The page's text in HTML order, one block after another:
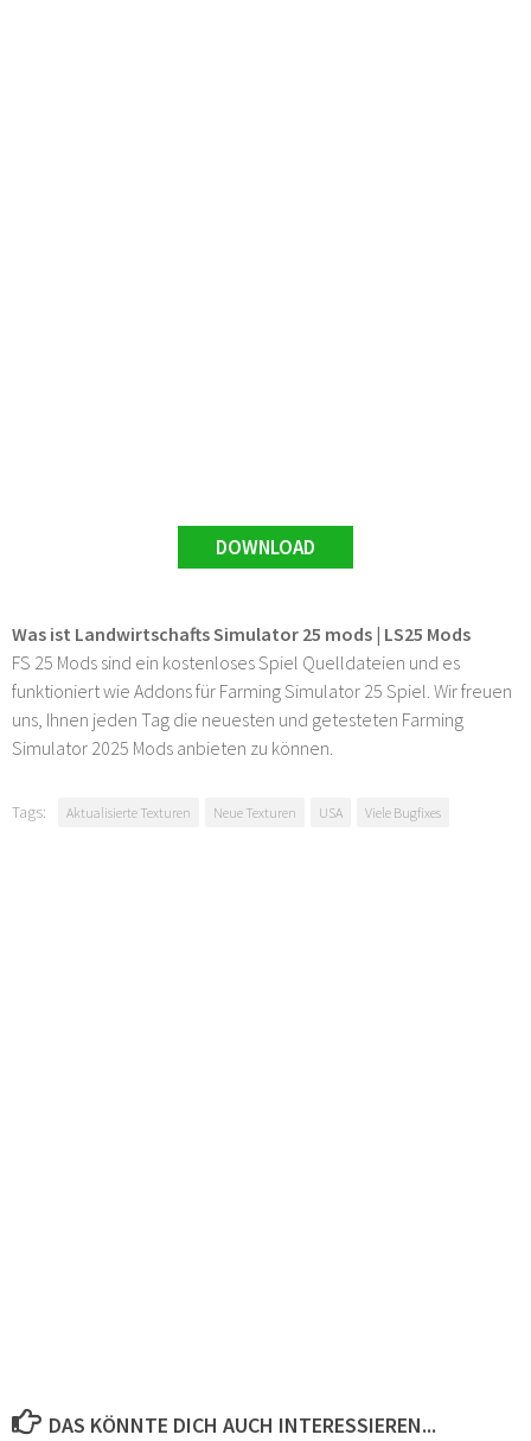
DOWNLOAD
Was ist Landwirtschafts Simulator 25 mods | LS25 Mods
FS 25 Mods sind ein kostenloses Spiel Quelldateien und es
funktioniert wie Addons für Farming Simulator 25 Spiel. Wir freuen
uns, Ihnen jeden Tag die neuesten und getesteten Farming
Simulator 2025 Mods anbieten zu können.
Tags: Aktualisierte Texturen Neue Texturen USA Viele Bugfixes
DAS KÖNNTE DICH AUCH INTERESSIEREN...